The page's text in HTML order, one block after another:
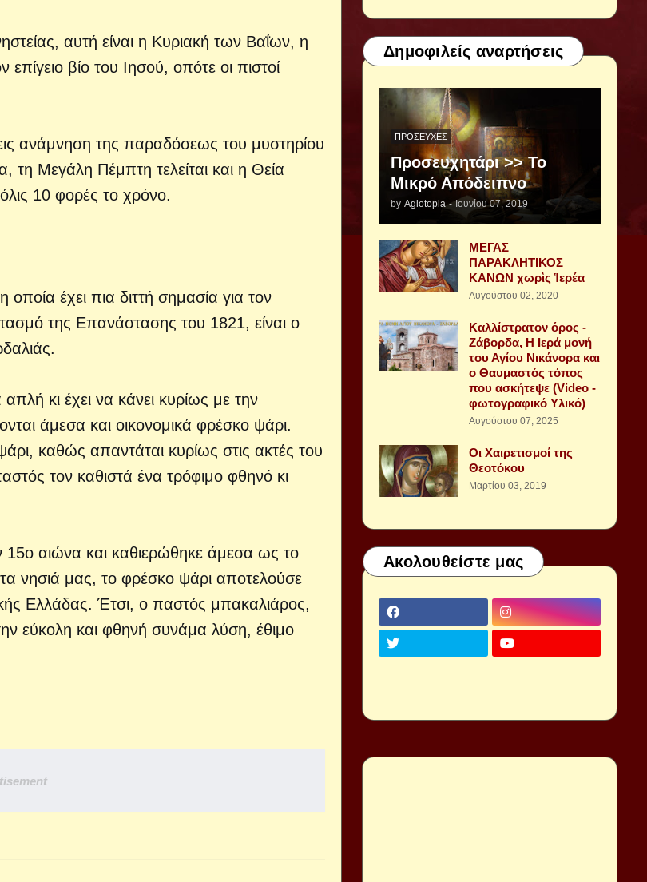
αυτή είναι η Κυριακή των Βαΐων, η
βίο του Ιησού, οπότε οι πιστοί
ανάμνηση της παραδόσεως του μυστηρίου
τη Μεγάλη Πέμπτη τελείται και η Θεία
10 φορές το χρόνο.
έχει πια διττή σημασία για τον
της Επανάστασης του 1821, είναι ο
κι έχει να κάνει κυρίως με την
άμεσα και οικονομικά φρέσκο ψάρι.
καθώς απαντάται κυρίως στις ακτές του
τον καθιστά ένα τρόφιμο φθηνό κι
15ο αιώνα και καθιερώθηκε άμεσα ως το
νησιά μας, το φρέσκο ψάρι αποτελούσε
Ελλάδας. Έτσι, ο παστός μπακαλιάρος,
εύκολη και φθηνή συνάμα λύση, έθιμο
Δημοφιλείς αναρτήσεις
ΠΡΟΣΕΥΧΈΣ
Προσευχητάρι >> Το
Μικρό Απόδειπνο
by Agiotopia - Ιουνίου 07, 2019
ΜΕΓΑΣ
ΠΑΡΑΚΛΗΤΙΚΟΣ
ΚΑΝΩΝ χωρὶς Ἱερέα
Αυγούστου 02, 2020
Καλλίστρατον όρος -
Ζάβορδα, Η Ιερά μονή
του Αγίου Νικάνορα και
ο Θαυμαστός τόπος
που ασκήτεψε (Video -
φωτογραφικό Υλικό)
Αυγούστου 07, 2025
Οι Χαιρετισμοί της
Θεοτόκου
Μαρτίου 03, 2019
Ακολουθείστε μας